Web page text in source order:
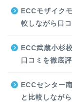
ECCモザイク
較しながら口
ECC武蔵小杉
口コミを徹底評
ECCセンター
と比較しなが